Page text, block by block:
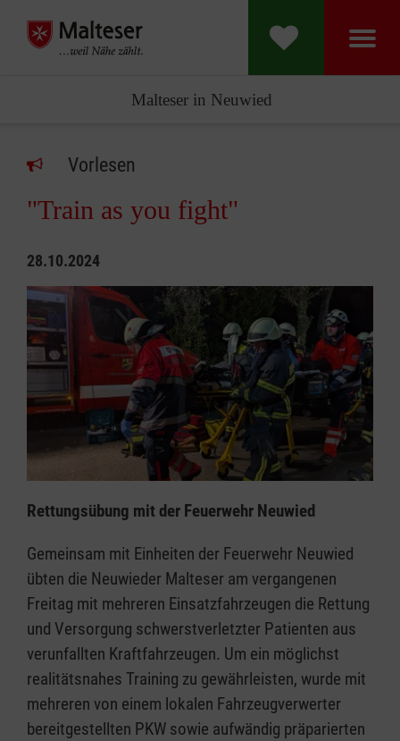
Malteser in Neuwied
Vorlesen
"Train as you fight"
28.10.2024
Rettungsübung mit der Feuerwehr Neuwied
Gemeinsam mit Einheiten der Feuerwehr Neuwied
übten die Neuwieder Malteser am vergangenen
Freitag mit mehreren Einsatzfahrzeugen die Rettung
und Versorgung schwerstverletzter Patienten aus
verunfallten Kraftfahrzeugen. Um ein möglichst
realitätsnahes Training zu gewährleisten, wurde mit
mehreren von einem lokalen Fahrzeugverwerter
bereitgestellten PKW sowie aufwändig präparierten